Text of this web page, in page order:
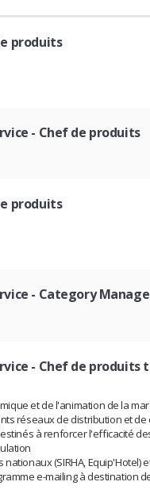
produits
- Chef de produits
produits
- Category
- Chef de produits
et de l'animation de la
réseaux de distribution et de
à renforcer l'efficacité
(SIRHA, Equip'Hotel) et
e-mailing à destination